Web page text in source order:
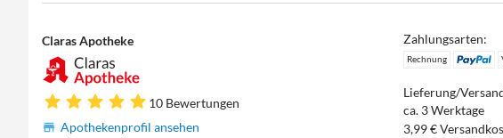
Claras Apotheke
10 Bewertungen
Apothekenprofil ansehen
Zahlungsarten:
Rechnung
Lieferung/
ca. 3 Werktage
3,99 €